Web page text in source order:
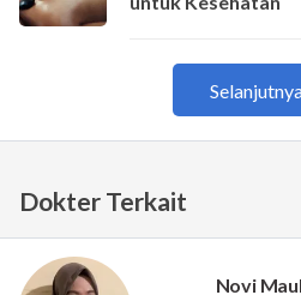
Dokter Terkait